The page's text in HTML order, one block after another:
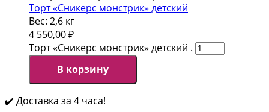
Торт «Сникерс монстрик» детский
Вес: 2,6 кг
4 550,00₽
Торт «Сникерс монстрик» детский .
В корзину
✔️ Доставка за 4 часа!